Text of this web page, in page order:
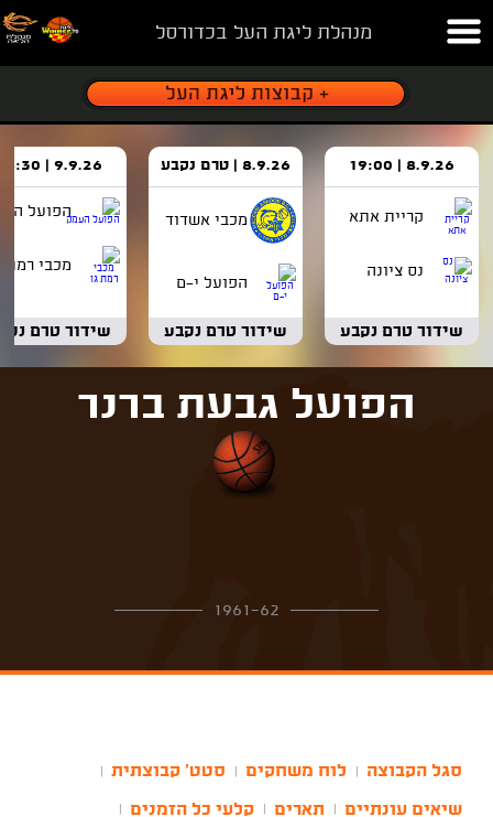
מנהלת ליגת העל בכדורסל
8.9.26 | 19:00
קריית אתא
נס ציונה
שידור טרם נקבע
8.9.26 | טרם נקבע
מכבי אשדוד
הפועל י-ם
שידור טרם נקבע
9.9.26 | 18:30
הפועל
מכבי רמת
שידור טרם
הפועל גבעת ברנר
1961-62
סגל הקבוצה לוח משחקים סטט' קבוצתית
שיאים עונתיים תארים קלעי כל הזמנים